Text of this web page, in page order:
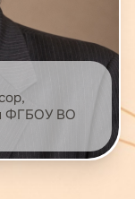
ФГБОУ ВО